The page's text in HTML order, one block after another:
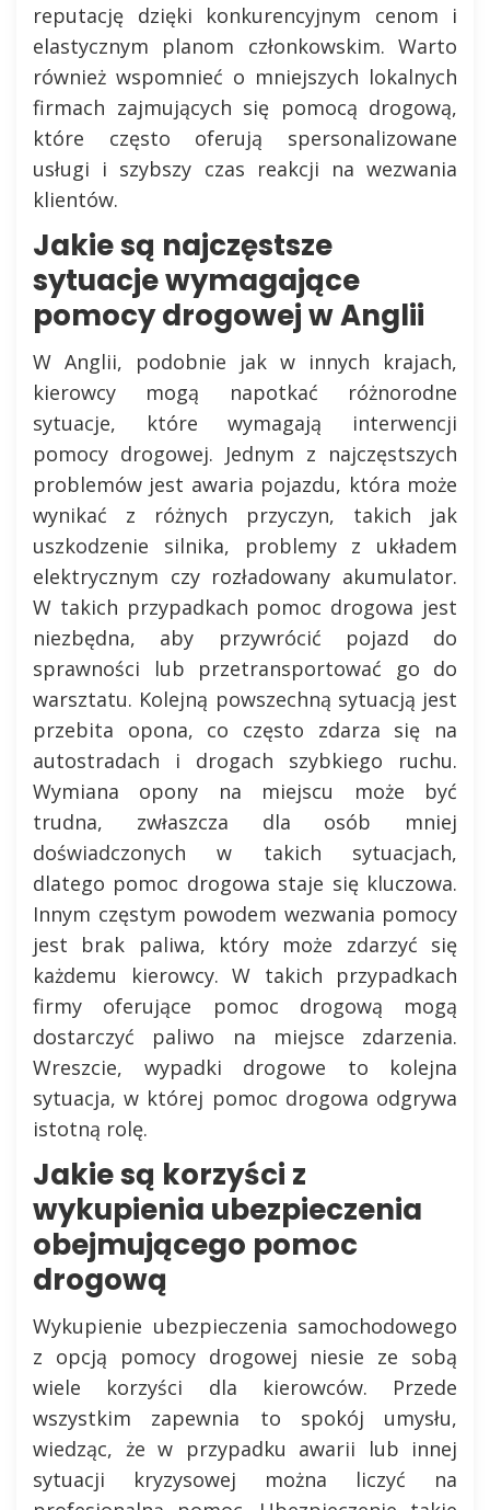
reputację dzięki konkurencyjnym cenom i
elastycznym planom członkowskim. Warto
również wspomnieć o mniejszych lokalnych
firmach zajmujących się pomocą drogową,
które często oferują spersonalizowane
usługi i szybszy czas reakcji na wezwania
klientów.
Jakie są najczęstsze
sytuacje wymagające
pomocy drogowej w Anglii
W Anglii, podobnie jak w innych krajach,
kierowcy mogą napotkać różnorodne
sytuacje, które wymagają interwencji
pomocy drogowej. Jednym z najczęstszych
problemów jest awaria pojazdu, która może
wynikać z różnych przyczyn, takich jak
uszkodzenie silnika, problemy z układem
elektrycznym czy rozładowany akumulator.
W takich przypadkach pomoc drogowa jest
niezbędna, aby przywrócić pojazd do
sprawności lub przetransportować go do
warsztatu. Kolejną powszechną sytuacją jest
przebita opona, co często zdarza się na
autostradach i drogach szybkiego ruchu.
Wymiana opony na miejscu może być
trudna, zwłaszcza dla osób mniej
doświadczonych w takich sytuacjach,
dlatego pomoc drogowa staje się kluczowa.
Innym częstym powodem wezwania pomocy
jest brak paliwa, który może zdarzyć się
każdemu kierowcy. W takich przypadkach
firmy oferujące pomoc drogową mogą
dostarczyć paliwo na miejsce zdarzenia.
Wreszcie, wypadki drogowe to kolejna
sytuacja, w której pomoc drogowa odgrywa
istotną rolę.
Jakie są korzyści z
wykupienia ubezpieczenia
obejmującego pomoc
drogową
Wykupienie ubezpieczenia samochodowego
z opcją pomocy drogowej niesie ze sobą
wiele korzyści dla kierowców. Przede
wszystkim zapewnia to spokój umysłu,
wiedząc, że w przypadku awarii lub innej
sytuacji kryzysowej można liczyć na